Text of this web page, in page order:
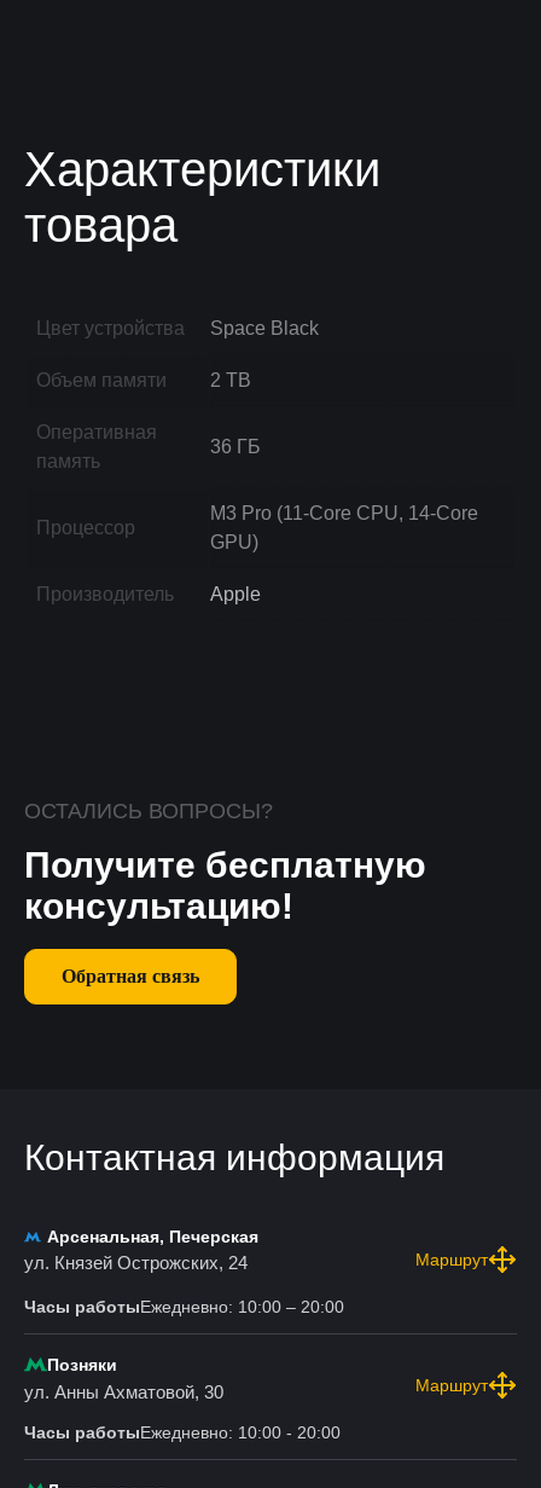
Характеристики
товара
Цвет устройства Space Black
Объем памяти 2 TB
Оперативная
память
36 ГБ
Процессор
M3 Pro (11-Core CPU, 14-Core
GPU)
Производитель Apple
ОСТАЛИСЬ ВОПРОСЫ?
Получите бесплатную
консультацию!
Обратная связь
Контактная информация
Арсенальная, Печерская
ул. Князей Острожских, 24 Маршрут
Часы работыЕжедневно: 10:00 – 20:00
Позняки
ул. Анны Ахматовой, 30 Маршрут
Часы работыЕжедневно: 10:00 - 20:00